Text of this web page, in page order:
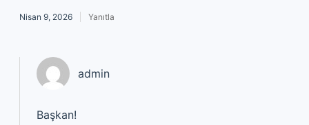
Nisan 9, 2026 Yanıtla
admin
Başkan!